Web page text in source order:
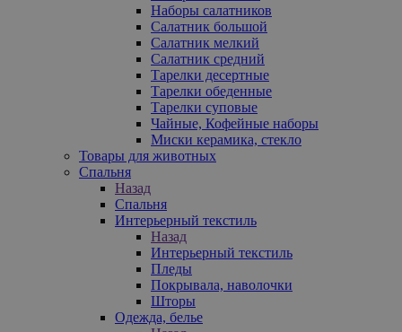
Наборы салатников
Салатник большой
Салатник мелкий
Салатник средний
Тарелки десертные
Тарелки обеденные
Тарелки суповые
Чайные, Кофейные наборы
Миски керамика, стекло
Товары для животных
Спальня
Назад
Спальня
Интерьерный текстиль
Назад
Интерьерный текстиль
Пледы
Покрывала, наволочки
Шторы
Одежда, белье